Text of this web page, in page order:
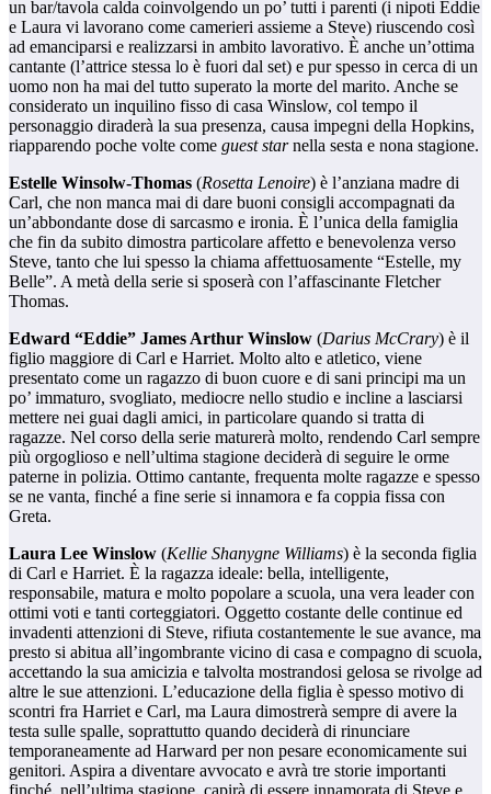
un bar/tavola calda coinvolgendo un po’ tutti i parenti (i nipoti Eddie
e Laura vi lavorano come camerieri assieme a Steve) riuscendo così
ad emanciparsi e realizzarsi in ambito lavorativo. È anche un’ottima
cantante (l’attrice stessa lo è fuori dal set) e pur spesso in cerca di un
uomo non ha mai del tutto superato la morte del marito. Anche se
considerato un inquilino fisso di casa Winslow, col tempo il
personaggio diraderà la sua presenza, causa impegni della Hopkins,
riapparendo poche volte come guest starnella sesta e nona stagione.
Estelle Winsolw-Thomas (Rosetta Lenoire) è l’anziana madre di
Carl, che non manca mai di dare buoni consigli accompagnati da
un’abbondante dose di sarcasmo e ironia. È l’unica della famiglia
che fin da subito dimostra particolare affetto e benevolenza verso
Steve, tanto che lui spesso la chiama affettuosamente “Estelle, my
Belle”. A metà della serie si sposerà con l’affascinante Fletcher
Thomas.
Edward “Eddie” James Arthur Winslow (Darius McCrary) è il
figlio maggiore di Carl e Harriet. Molto alto e atletico, viene
presentato come un ragazzo di buon cuore e di sani principi ma un
po’ immaturo, svogliato, mediocre nello studio e incline a lasciarsi
mettere nei guai dagli amici, in particolare quando si tratta di
ragazze. Nel corso della serie maturerà molto, rendendo Carl sempre
più orgoglioso e nell’ultima stagione deciderà di seguire le orme
paterne in polizia. Ottimo cantante, frequenta molte ragazze e spesso
se ne vanta, finché a fine serie si innamora e fa coppia fissa con
Greta.
Laura Lee Winslow (Kellie Shanygne Williams) è la seconda figlia
di Carl e Harriet. È la ragazza ideale: bella, intelligente,
responsabile, matura e molto popolare a scuola, una vera leader con
ottimi voti e tanti corteggiatori. Oggetto costante delle continue ed
invadenti attenzioni di Steve, rifiuta costantemente le sue avance, ma
presto si abitua all’ingombrante vicino di casa e compagno di scuola,
accettando la sua amicizia e talvolta mostrandosi gelosa se rivolge ad
altre le sue attenzioni. L’educazione della figlia è spesso motivo di
scontri fra Harriet e Carl, ma Laura dimostrerà sempre di avere la
testa sulle spalle, soprattutto quando deciderà di rinunciare
temporaneamente ad Harward per non pesare economicamente sui
genitori. Aspira a diventare avvocato e avrà tre storie importanti
finché, nell’ultima stagione, capirà di essere innamorata di Steve e